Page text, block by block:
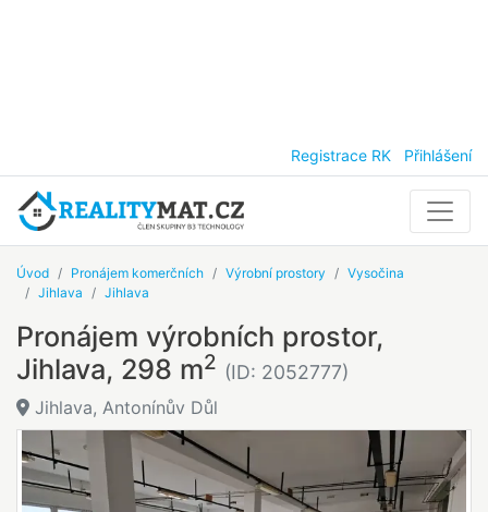
Registrace RK Přihlášení
Úvod Pronájem komerčních Výrobní prostory
Vysočina
Jihlava
Jihlava
Pronájem výrobních prostor,
Jihlava, 298 m2 (ID: 2052777)
Jihlava, Antonínův Důl